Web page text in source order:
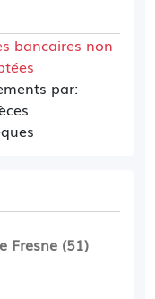
bancaires non
par:
Fresne (51)